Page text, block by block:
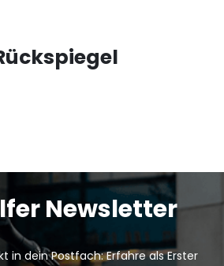
Newsletter
in dein Postfach: Erfahre als Erster